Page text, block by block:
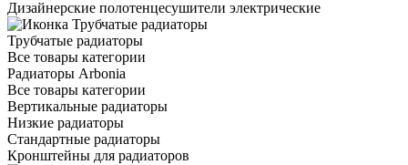
Дизайнерские полотенцесушители электрические
Трубчатые радиаторы
Все товары категории
Радиаторы Arbonia
Все товары категории
Вертикальные радиаторы
Низкие радиаторы
Стандартные радиаторы
Кронштейны для радиаторов